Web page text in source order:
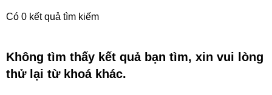
Có 0 kết quả tìm kiếm
Không tìm thấy kết quả bạn tìm, xin vui lòng
thử lại từ khoá khác.